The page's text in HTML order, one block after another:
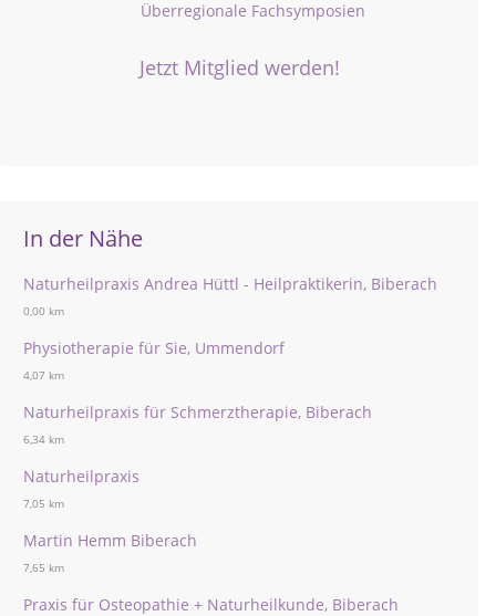
Überregionale Fachsymposien
Jetzt Mitglied werden!
In der Nähe
Naturheilpraxis Andrea Hüttl - Heilpraktikerin, Biberach
0,00 km
Physiotherapie für Sie, Ummendorf
4,07 km
Naturheilpraxis für Schmerztherapie, Biberach
6,34 km
Naturheilpraxis
7,05 km
Martin Hemm Biberach
7,65 km
Praxis für Osteopathie + Naturheilkunde, Biberach